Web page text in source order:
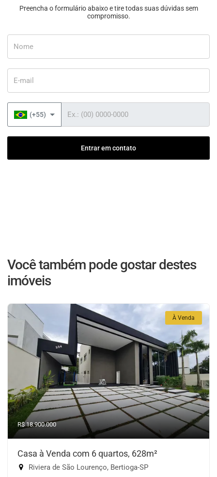
Preencha o formulário abaixo e tire todas suas dúvidas sem
compromisso.
(+55)
Entrar em contato
Você também pode gostar destes
imóveis
À Venda
R$ 18.900.000
Casa à Venda com 6 quartos, 628m²
Riviera de São Lourenço, Bertioga-SP